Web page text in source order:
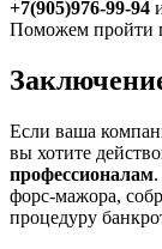
+7(905)976-99-94
Поможем пройти
Если ваша
вы хотите
профессионалам
форс-мажора,
процедуру